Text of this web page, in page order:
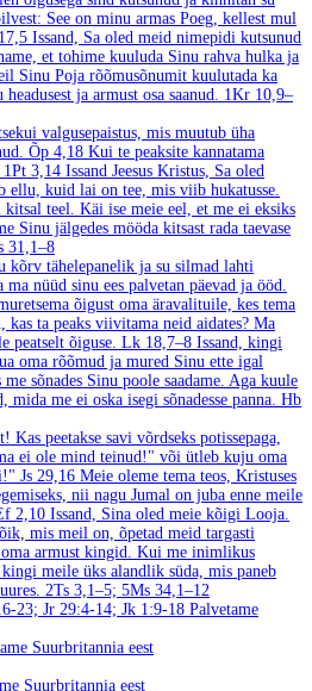
See on minu armas Poeg, kellest mul
Issand, Sa oled meid nimepidi kutsunud
et tohime kuuluda Sinu rahva hulka ja
Sinu Poja rõõmusõnumit kuulutada ka
ja armust osa saanud. 1Kr 10,9–
valgusepaistus, mis muutub üha
Õp 4,18 Kui te peaksite kannatama
1Pt 3,14 Issand Jeesus Kristus, Sa oled
ellu, kuid lai on tee, mis viib hukatusse.
kitsal teel. Käi ise meie eel, et me ei eksiks
Sinu jälgedes mööda kitsast rada taevase
31,1–8
kõrv tähelepanelik ja su silmad lahti
nüüd sinu ees palvetan päevad ja ööd.
õigust oma äravalituile, kes tema
kas ta peaks viivitama neid aidates? Ma
peatselt õiguse. Lk 18,7–8 Issand, kingi
oma rõõmud ja mured Sinu ette igal
sõnades Sinu poole saadame. Aga kuule
mida me ei oska isegi sõnadesse panna. Hb
Kas peetakse savi võrdseks potissepaga,
ei ole mind teinud!" või ütleb kuju oma
Js 29,16 Meie oleme tema teos, Kristuses
nii nagu Jumal on juba enne meile
2,10 Issand, Sina oled meie kõigi Looja.
mis meil on, õpetad meid targasti
armust kingid. Kui me inimlikus
meile üks alandlik süda, mis paneb
2Ts 3,1–5; 5Ms 34,1–12
23; Jr 29:4-14; Jk 1:9-18 Palvetame
Suurbritannia eest
Suurbritannia eest